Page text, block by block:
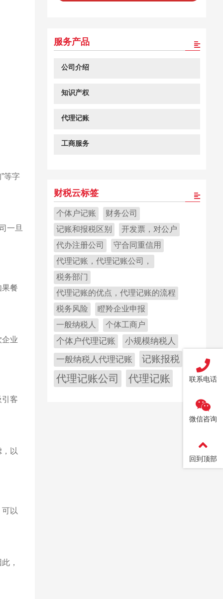
等字
一旦
餐
业
客
以
以
，
服务产品
公司介绍
知识产权
代理记账
工商服务
财税云标签
个体户记账
财务公司
记账和报税区别
开发票，对公户
代办注册公司
守合同重信用
代理记账，代理记账公司，
税务部门
代理记账的优点，代理记账的流程
税务风险
瞪羚企业申报
一般纳税人
个体工商户
个体户代理记账
小规模纳税人
一般纳税人代理记账
记账报税
代理记账公司 代理记账 联系电话
微信咨询
回到顶部